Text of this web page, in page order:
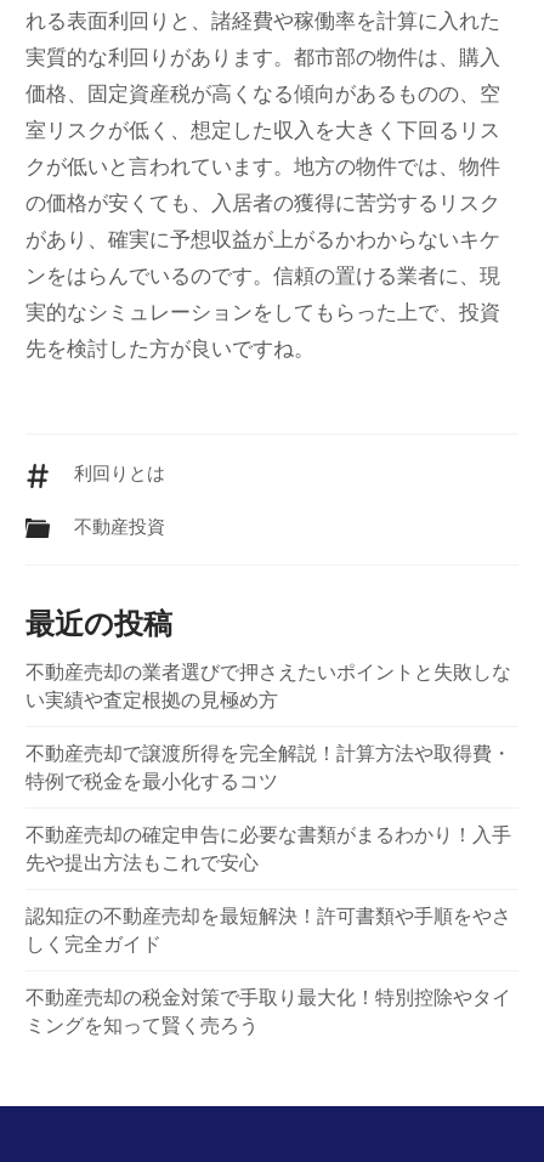
れる表面利回りと、諸経費や稼働率を計算に入れた
実質的な利回りがあります。都市部の物件は、購入
価格、固定資産税が高くなる傾向があるものの、空
室リスクが低く、想定した収入を大きく下回るリス
クが低いと言われています。地方の物件では、物件
の価格が安くても、入居者の獲得に苦労するリスク
があり、確実に予想収益が上がるかわからないキケ
ンをはらんでいるのです。信頼の置ける業者に、現
実的なシミュレーションをしてもらった上で、投資
先を検討した方が良いですね。
利回りとは
不動産投資
最近の投稿
不動産売却の業者選びで押さえたいポイントと失敗しな
い実績や査定根拠の見極め方
不動産売却で譲渡所得を完全解説！計算方法や取得費・
特例で税金を最小化するコツ
不動産売却の確定申告に必要な書類がまるわかり！入手
先や提出方法もこれで安心
認知症の不動産売却を最短解決！許可書類や手順をやさ
しく完全ガイド
不動産売却の税金対策で手取り最大化！特別控除やタイ
ミングを知って賢く売ろう